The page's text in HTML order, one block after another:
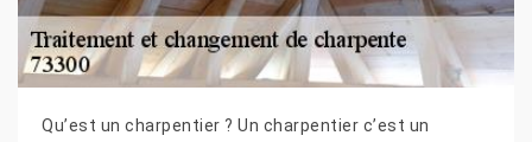
Qu’est un charpentier ? Un charpentier c’est un